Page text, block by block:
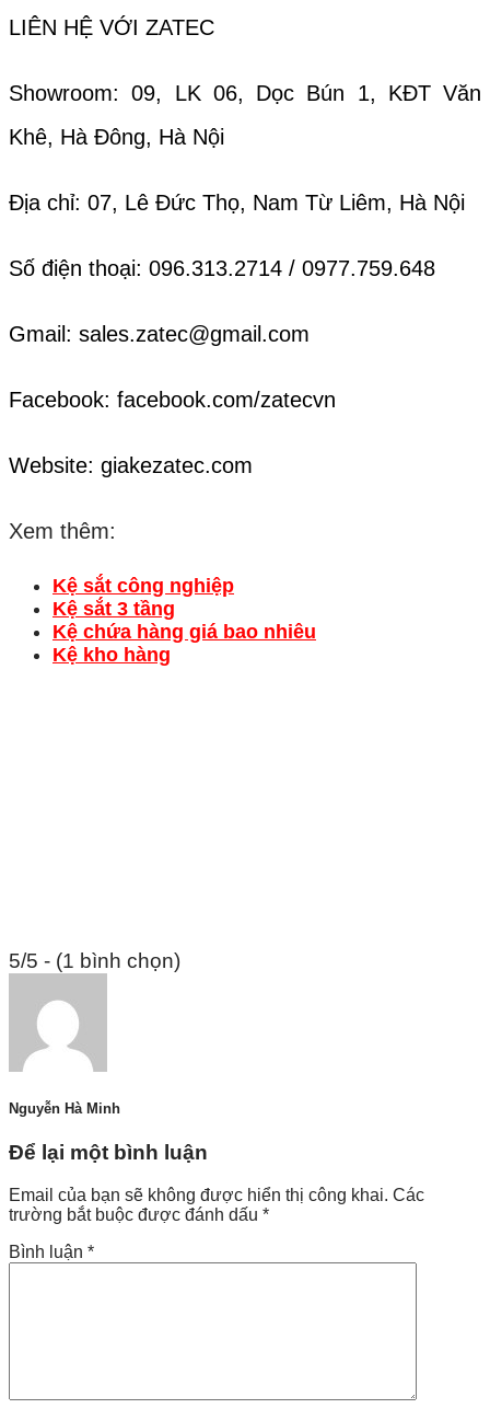
LIÊN HỆ VỚI ZATEC
Showroom: 09, LK 06, Dọc Bún 1, KĐT Văn
Khê, Hà Đông, Hà Nội
Địa chỉ: 07, Lê Đức Thọ, Nam Từ Liêm, Hà Nội
Số điện thoại: 096.313.2714 / 0977.759.648
Gmail: sales.zatec@gmail.com
Facebook: facebook.com/zatecvn
Website: giakezatec.com
Xem thêm:
Kệ sắt công nghiệp
Kệ sắt 3 tầng
Kệ chứa hàng giá bao nhiêu
Kệ kho hàng
5/5 - (1 bình chọn)
Nguyễn Hà Minh
Để lại một bình luận
Email của bạn sẽ không được hiển thị công khai. Các
trường bắt buộc được đánh dấu *
Bình luận *